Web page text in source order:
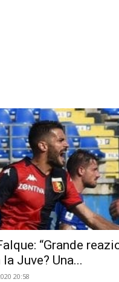
“Grande
Juve? Una...
20:58